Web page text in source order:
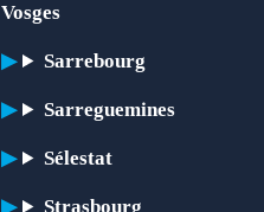
Vosges
Sarrebourg
Sarreguemines
Sélestat
Strasbourg